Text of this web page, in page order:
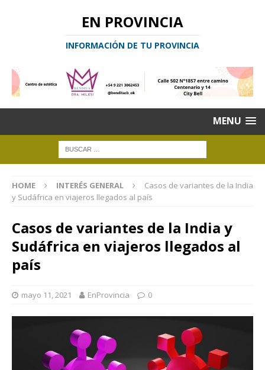
EN PROVINCIA
INFORMACIÓN DE TU PROVINCIA
MENU
HOME INTERÉS GENERAL
Casos de variantes de la India
y Sudáfrica en viajeros llegados al país
Casos de variantes de la India y
Sudáfrica en viajeros llegados al
país
mayo 11, 2021 EnProvincia 0